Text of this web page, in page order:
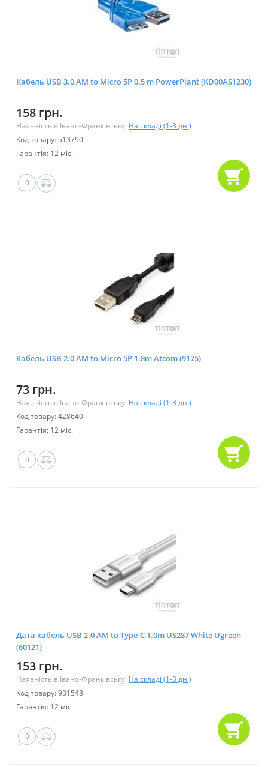
Кабель USB 3.0 AM to Micro 5P 0.5 m PowerPlant (KD00AS1230)
158 грн.
Наявність в Івано-Франківську: На складі (1-3 дні)
Код товару: 513790
Гарантія: 12 міс.
0
Кабель USB 2.0 AM to Micro 5P 1.8m Atcom (9175)
73 грн.
Наявність в Івано-Франківську: На складі (1-3 дні)
Код товару: 428640
Гарантія: 12 міс.
0
Дата кабель USB 2.0 AM to Type-C 1.0m US287 White Ugreen
(60121)
153 грн.
Наявність в Івано-Франківську: На складі (1-3 дні)
Код товару: 931548
Гарантія: 12 міс.
0